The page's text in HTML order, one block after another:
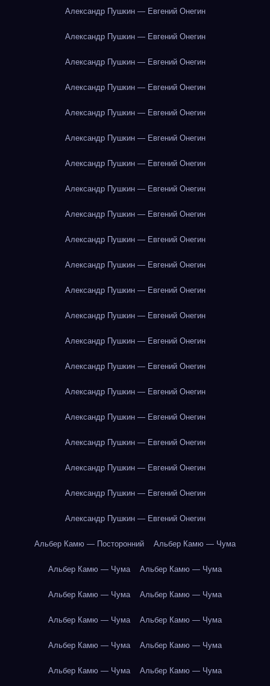
Александр Пушкин — Евгений Онегин
Александр Пушкин — Евгений Онегин
Александр Пушкин — Евгений Онегин
Александр Пушкин — Евгений Онегин
Александр Пушкин — Евгений Онегин
Александр Пушкин — Евгений Онегин
Александр Пушкин — Евгений Онегин
Александр Пушкин — Евгений Онегин
Александр Пушкин — Евгений Онегин
Александр Пушкин — Евгений Онегин
Александр Пушкин — Евгений Онегин
Александр Пушкин — Евгений Онегин
Александр Пушкин — Евгений Онегин
Александр Пушкин — Евгений Онегин
Александр Пушкин — Евгений Онегин
Александр Пушкин — Евгений Онегин
Александр Пушкин — Евгений Онегин
Александр Пушкин — Евгений Онегин
Александр Пушкин — Евгений Онегин
Александр Пушкин — Евгений Онегин
Александр Пушкин — Евгений Онегин
Альбер Камю — Посторонний Альбер Камю — Чума
Альбер Камю — Чума Альбер Камю — Чума
Альбер Камю — Чума Альбер Камю — Чума
Альбер Камю — Чума Альбер Камю — Чума
Альбер Камю — Чума Альбер Камю — Чума
Альбер Камю — Чума Альбер Камю — Чума